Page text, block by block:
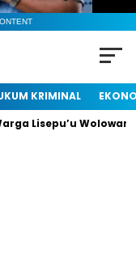
KRIMINAL
Lisepu’u